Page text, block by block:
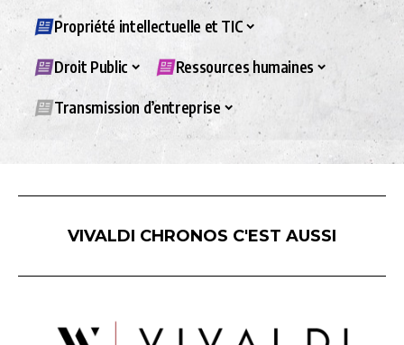
Propriété intellectuelle et TIC
Droit Public Ressources humaines
Transmission d’entreprise
VIVALDI CHRONOS C'EST AUSSI